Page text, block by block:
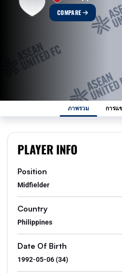
COMPARE
ภาพรวม การแ
PLAYER INFO
Position
Midfielder
Country
Philippines
Date Of Birth
1992-05-06 (34)